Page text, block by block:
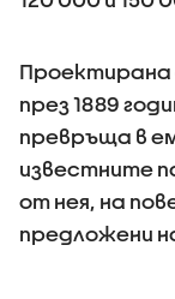
Проектирана
през 1889
превръща в
известните
от нея, на
предложени